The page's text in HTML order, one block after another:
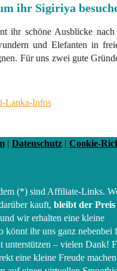
ihr Sigiriya
ihr schöne Ausblicke nach
und Elefanten in
Für uns zwei gute
Lanka-Infos
| Datenschutz| Cookie-
(*) sind Affiliate-Links.
kauft, bleibt der
und wir erhalten eine kleine
könnt ihr uns ganz nebenbei
unterstützen – vielen Dank!
eine kleine Freude